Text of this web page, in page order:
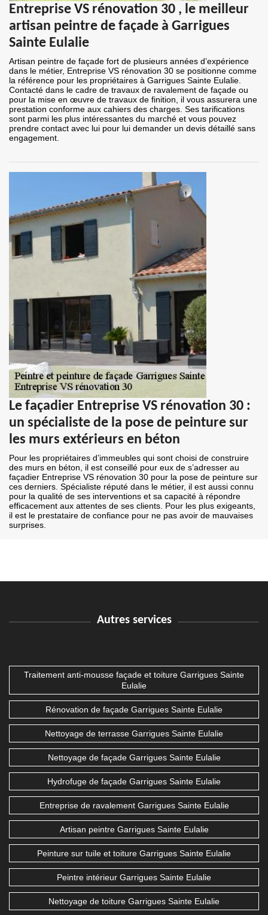
Entreprise VS rénovation 30 , le meilleur
artisan peintre de façade à Garrigues
Sainte Eulalie
Artisan peintre de façade fort de plusieurs années d’expérience
dans le métier, Entreprise VS rénovation 30 se positionne comme
la référence pour les propriétaires à Garrigues Sainte Eulalie.
Contacté dans le cadre de travaux de ravalement de façade ou
pour la mise en œuvre de travaux de finition, il vous assurera une
prestation conforme aux cahiers des charges. Ses tarifications
sont parmi les plus intéressantes du marché et vous pouvez
prendre contact avec lui pour lui demander un devis détaillé sans
engagement.
Le façadier Entreprise VS rénovation 30 :
un spécialiste de la pose de peinture sur
les murs extérieurs en béton
Pour les propriétaires d’immeubles qui sont choisi de construire
des murs en béton, il est conseillé pour eux de s’adresser au
façadier Entreprise VS rénovation 30 pour la pose de peinture sur
ces derniers. Spécialiste réputé dans le métier, il est aussi connu
pour la qualité de ses interventions et sa capacité à répondre
efficacement aux attentes de ses clients. Pour les plus exigeants,
il est le prestataire de confiance pour ne pas avoir de mauvaises
surprises.
Autres services
Traitement anti-mousse façade et toiture Garrigues Sainte
Eulalie
Rénovation de façade Garrigues Sainte Eulalie
Nettoyage de terrasse Garrigues Sainte Eulalie
Nettoyage de façade Garrigues Sainte Eulalie
Hydrofuge de façade Garrigues Sainte Eulalie
Entreprise de ravalement Garrigues Sainte Eulalie
Artisan peintre Garrigues Sainte Eulalie
Peinture sur tuile et toiture Garrigues Sainte Eulalie
Peintre intérieur Garrigues Sainte Eulalie
Nettoyage de toiture Garrigues Sainte Eulalie